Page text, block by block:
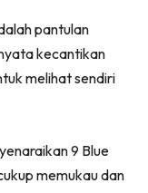
pantulan
kecantikan
melihat sendiri
9 Blue
memukau dan